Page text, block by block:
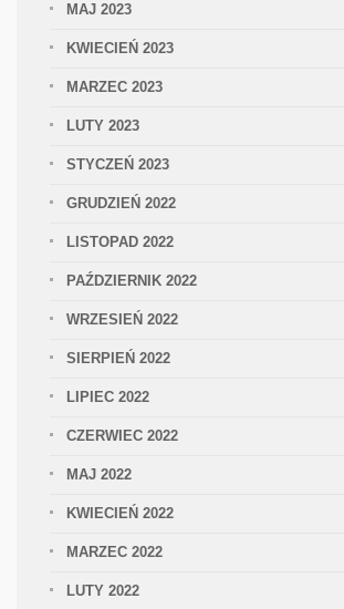
MAJ 2023
KWIECIEŃ 2023
MARZEC 2023
LUTY 2023
STYCZEŃ 2023
GRUDZIEŃ 2022
LISTOPAD 2022
PAŹDZIERNIK 2022
WRZESIEŃ 2022
SIERPIEŃ 2022
LIPIEC 2022
CZERWIEC 2022
MAJ 2022
KWIECIEŃ 2022
MARZEC 2022
LUTY 2022